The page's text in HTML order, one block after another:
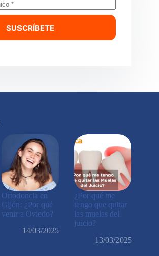
SUSCRÍBETE
Ortodoncia en
Gijón: ¿Por qué
venir a Oviedo?
14/03/2025
¿Por qué me
tengo que quitar
las muelas del
juicio?
13/03/2025